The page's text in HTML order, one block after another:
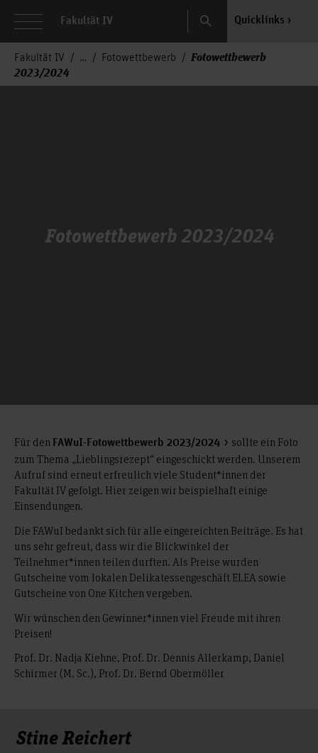
Fakultät IV Search Quicklinks
Fakultät IV Fotowettbewerb
Fotowettbewerb
2023/2024
Fotowettbewerb 2023/2024
Für den FAWuI-Fotowettbewerb 2023/2024
sollte ein Foto
zum Thema „Lieblingsrezept“ eingeschickt werden. Unserem
Aufruf sind erneut erfreulich viele Student*innen der
Fakultät IV gefolgt. Hier zeigen wir beispielhaft einige
Einsendungen.
Die FAWuI bedankt sich für alle eingereichten Beiträge. Es hat
uns sehr gefreut, dass wir die Blickwinkel der
Teilnehmer*innen teilen durften. Als Preise wurden
Gutscheine vom lokalen Delikatessengeschäft ELEA sowie
Gutscheine von One Kitchen vergeben.
Wir wünschen den Gewinner*innen viel Freude mit ihren
Preisen!
Prof. Dr. Nadja Kiehne, Prof. Dr. Dennis Allerkamp, Daniel
Schirmer (M. Sc.), Prof. Dr. Bernd Obermöller
Stine Reichert